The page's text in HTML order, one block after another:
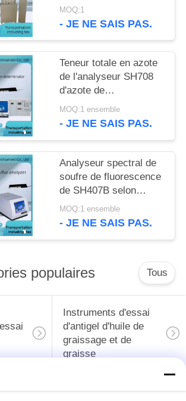
fioul de distillat d'ASTM
D2274
MOQ:1
- JE NE SAIS PAS.
Teneur totale en azote
de l'analyseur SH708
d'azote de
chimiluminescence
MOQ:1 ensemble
- JE NE SAIS PAS.
Analyseur spectral de
soufre de fluorescence
de SH407B selon
ASTM D4294 et GB/T
11140-1989
MOQ:1 ensemble
- JE NE SAIS PAS.
populaires Tous
Instruments d'essai
d'antigel d'huile de
graissage et de
graisse
Équipement d'essai